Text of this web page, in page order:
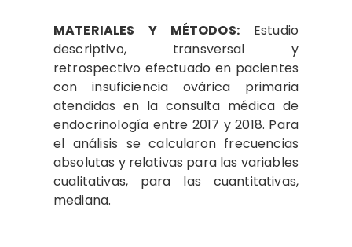
MATERIALES Y MÉTODOS:Estudio
descriptivo, transversal y
retrospectivo efectuado en pacientes
con insuficiencia ovárica primaria
atendidas en la consulta médica de
endocrinología entre 2017 y 2018. Para
el análisis se calcularon frecuencias
absolutas y relativas para las variables
cualitativas, para las cuantitativas,
mediana.